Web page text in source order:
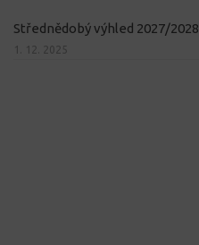
Střednědobý výhled 2027/2028
1. 12. 2025